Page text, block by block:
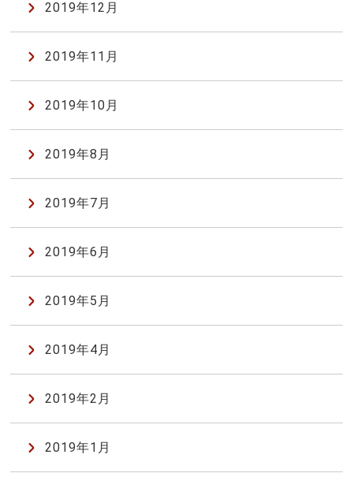
2019年12月
2019年11月
2019年10月
2019年8月
2019年7月
2019年6月
2019年5月
2019年4月
2019年2月
2019年1月